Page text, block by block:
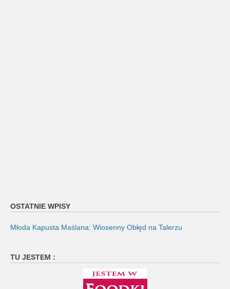
OSTATNIE WPISY
Młoda Kapusta Maślana: Wiosenny Obłęd na Talerzu
TU JESTEM :